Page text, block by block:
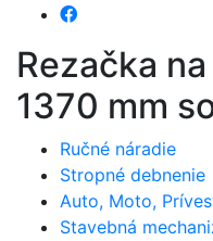
Rezačka
1370 mm
Ručné náradie
Stropné debnenie
Auto, Moto,
Stavebná